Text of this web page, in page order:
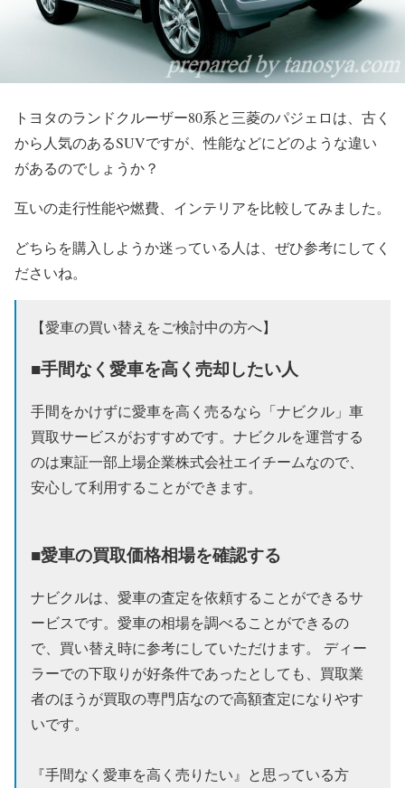
トヨタのランドクルーザー80系と三菱のパジェロは、古く
から人気のあるSUVですが、性能などにどのような違い
があるのでしょうか？
互いの走行性能や燃費、インテリアを比較してみました。
どちらを購入しようか迷っている人は、ぜひ参考にしてく
ださいね。
【愛車の買い替えをご検討中の方へ】
■手間なく愛車を高く売却したい人
手間をかけずに愛車を高く売るなら「ナビクル」車
買取サービスがおすすめです。ナビクルを運営する
のは東証一部上場企業株式会社エイチームなので、
安心して利用することができます。
■愛車の買取価格相場を確認する
ナビクルは、愛車の査定を依頼することができるサ
ービスです。愛車の相場を調べることができるの
で、買い替え時に参考にしていただけます。 ディー
ラーでの下取りが好条件であったとしても、買取業
者のほうが買取の専門店なので高額査定になりやす
いです。
『手間なく愛車を高く売りたい』と思っている方